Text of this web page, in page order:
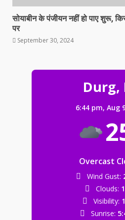
सोयाबीन के पंजीयन नहीं हो पाए शुरू,
पर
September 30, 2024
Durg,
6:44 pm, Aug
Overcast
Wind Gust:
Clouds:
Visibility:
Sunrise: